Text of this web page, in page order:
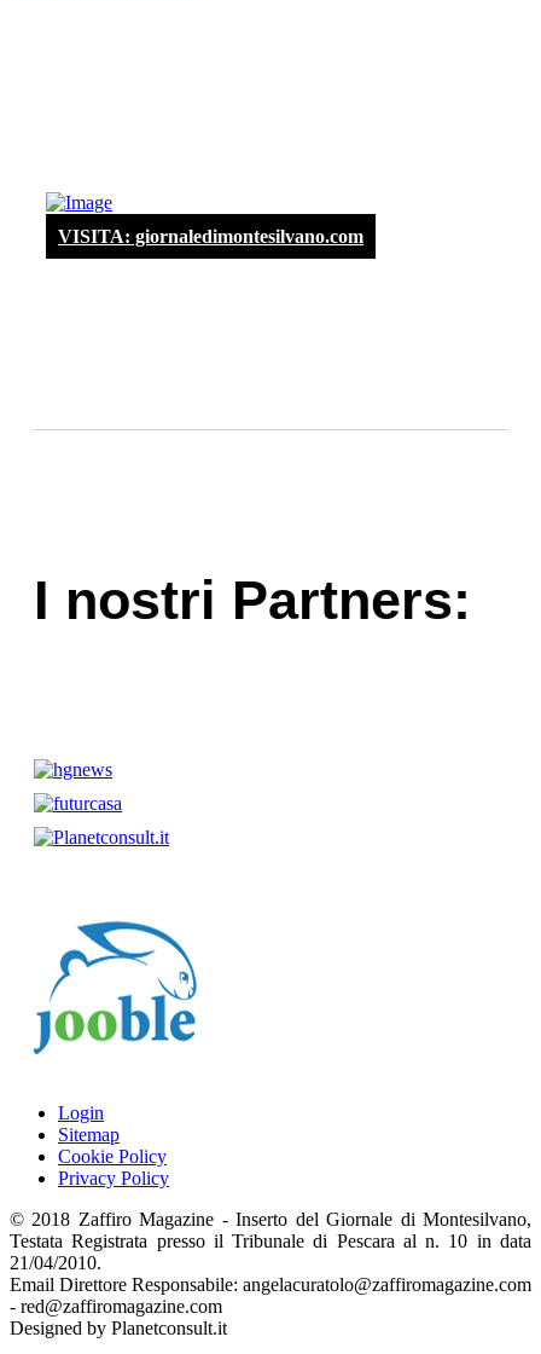
VISITA: giornaledimontesilvano.com
I nostri Partners:
Login
Sitemap
Cookie Policy
Privacy Policy
© 2018 Zaffiro Magazine - Inserto del Giornale di Montesilvano,
Testata Registrata presso il Tribunale di Pescara al n. 10 in data
21/04/2010.
Email Direttore Responsabile: angelacuratolo@zaffiromagazine.com
- red@zaffiromagazine.com
Designed by Planetconsult.it